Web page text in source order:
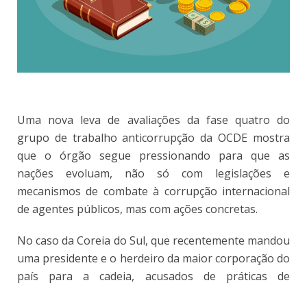
Uma nova leva de avaliações da fase quatro do
grupo de trabalho anticorrupção da OCDE mostra
que o órgão segue pressionando para que as
nações evoluam, não só com legislações e
mecanismos de combate à corrupção internacional
de agentes públicos, mas com ações concretas.
No caso da Coreia do Sul, que recentemente mandou
uma presidente e o herdeiro da maior corporação do
país para a cadeia, acusados de práticas de